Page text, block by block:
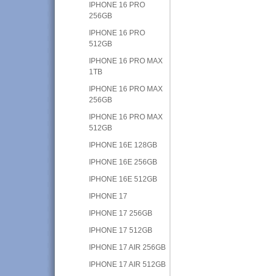
IPHONE 16 PRO
256GB
IPHONE 16 PRO
512GB
IPHONE 16 PRO MAX
1TB
IPHONE 16 PRO MAX
256GB
IPHONE 16 PRO MAX
512GB
IPHONE 16E 128GB
IPHONE 16E 256GB
IPHONE 16E 512GB
IPHONE 17
IPHONE 17 256GB
IPHONE 17 512GB
IPHONE 17 AIR 256GB
IPHONE 17 AIR 512GB